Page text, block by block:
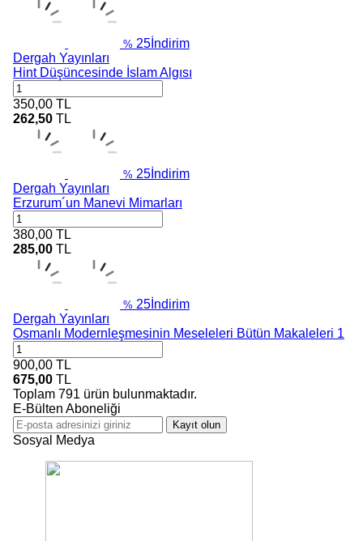
% 25 İndirim
Dergah Yayınları
Hint Düşüncesinde İslam Algısı
350,00 TL
262,50 TL
% 25 İndirim
Dergah Yayınları
Erzurum´un Manevi Mimarları
380,00 TL
285,00 TL
% 25 İndirim
Dergah Yayınları
Osmanlı Modernleşmesinin Meseleleri Bütün Makaleleri 1
900,00 TL
675,00 TL
Toplam 791 ürün bulunmaktadır.
E-Bülten Aboneliği
Kayıt olun
Sosyal Medya